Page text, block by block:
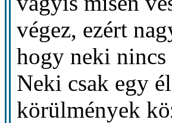
végez, ezért
hogy neki nincs
Neki csak egy
körülmények